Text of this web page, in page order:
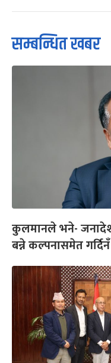
सम्बन्धित खबर
कुलमानले भने-
बन्ने कल्पनासमेत गर्दिनँ